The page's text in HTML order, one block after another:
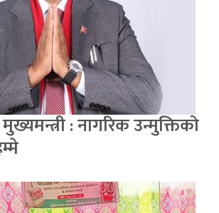
: नागरिक उन्मुक्तिको